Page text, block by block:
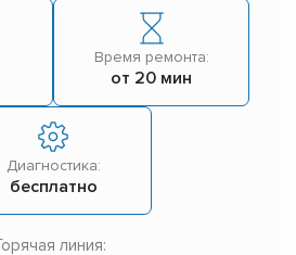
Время ремонта:
от 20 мин
Диагностика:
бесплатно
линия: